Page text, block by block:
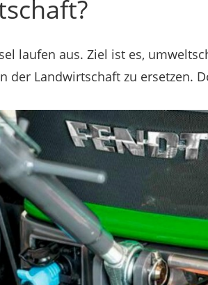
laufen aus. Ziel ist es,
der Landwirtschaft zu ersetzen.